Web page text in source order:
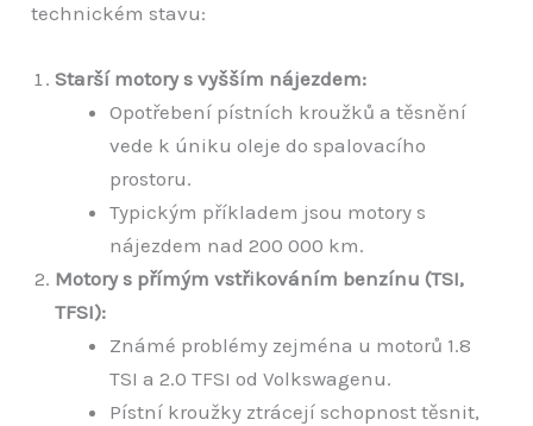
technickém stavu:
Starší motory s vyšším nájezdem:
Opotřebení pístních kroužků a těsnění
vede k úniku oleje do spalovacího
prostoru.
Typickým příkladem jsou motory s
nájezdem nad 200 000 km.
Motory s přímým vstřikováním benzínu (TSI,
TFSI):
Známé problémy zejména u motorů 1.8
TSI a 2.0 TFSI od Volkswagenu.
Pístní kroužky ztrácejí schopnost těsnit,